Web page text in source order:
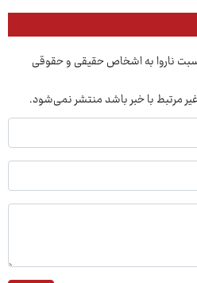
ناروا به اشخاص حقیقی و حقوقی
غیر مرتبط با خبر باشد منتشر نمی‌شود.